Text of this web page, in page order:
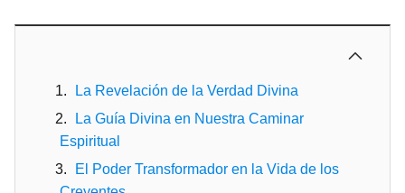
La Revelación de la Verdad Divina
La Guía Divina en Nuestra Caminar
Espiritual
El Poder Transformador en la Vida de los